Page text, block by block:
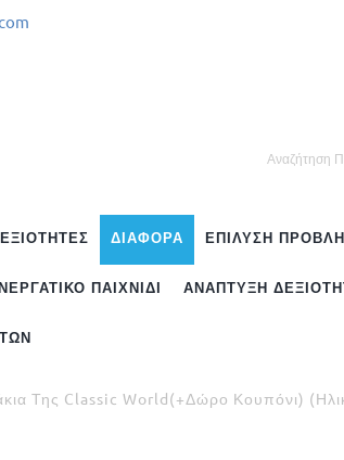
ΔΙΆΦΟΡΑ ΕΠΊΛΥΣΗ
ΠΑΙΧΝΊΔΙ ΑΝΆΠΤΥΞΗ
Της Classic World(+Δώρο Κουπόνι)